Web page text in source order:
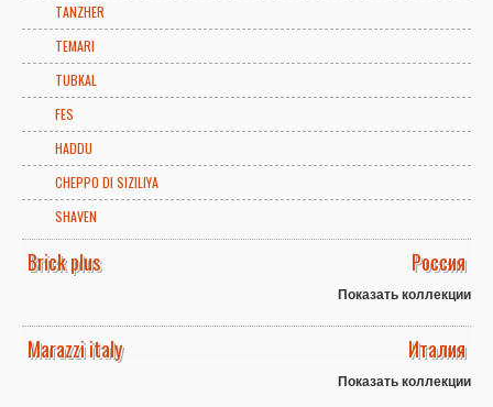
TANZHER
TEMARI
TUBKAL
FES
HADDU
CHEPPO DI SIZILIYA
SHAVEN
Brick plus Россия
Показать коллекции
Marazzi italy Италия
Показать коллекции